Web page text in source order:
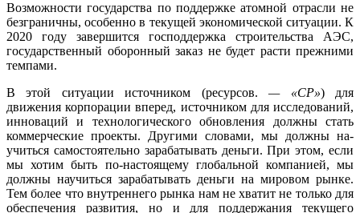
Возможности государства по поддерж­ке атомной отрасли не
безграничны, особенно в текущей экономической си­туации. К
2020 году завершится господ­держка строительства АЭС,
государствен­ный оборонный заказ не будет расти прежними
темпами.
В этой ситуации источником (ресур­сов.— «СР») для
движения корпорации вперед, источником для исследований,
инноваций и технологического обнов­ления должны стать
коммерческие про­екты. Другими словами, мы должны на­
учиться самостоятельно зарабатывать деньги. При этом, если
мы хотим быть по-настоящему глобальной компанией, мы
должны научиться зарабатывать день­ги на мировом рынке.
Тем более что вну­треннего рынка нам не хватит не только для
обеспечения развития, но и для под­держания текущего